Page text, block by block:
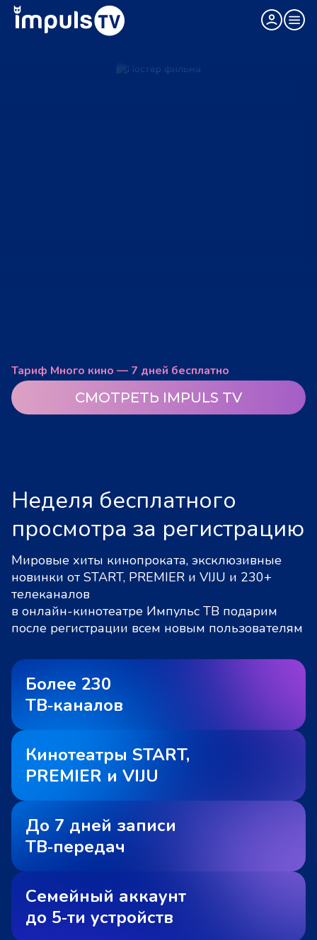
Тариф Много кино — 7 дней бесплатно
СМОТРЕТЬ IMPULS TV
Неделя бесплатного
просмотра за регистрацию
Мировые хиты кинопроката, эксклюзивные
новинки от START, PREMIER и VIJU и 230+
телеканалов
в онлайн-кинотеатре Импульс ТВ подарим
после регистрации всем новым пользователям
Более 230
ТВ‑каналов
Кинотеатры START,
PREMIER и VIJU
До 7 дней записи
ТВ‑передач
Семейный аккаунт
до 5‑ти устройств